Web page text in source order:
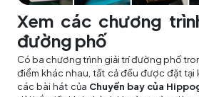
Xem các chương
đường phố
Có ba chương trình giải trí đường phố
điểm khác nhau, tất cả đều được đặt tại
các bài hát của Chuyến bay của